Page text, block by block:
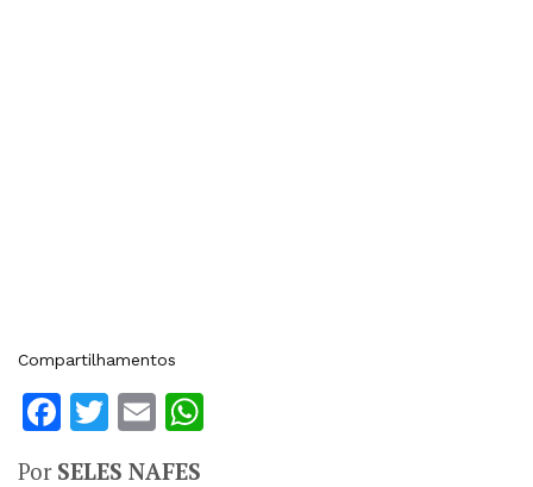
Compartilhamentos
Facebook
Twitter
Email
Por SELES NAFES